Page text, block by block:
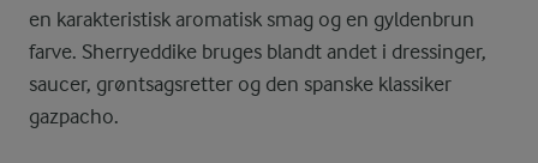
en karakteristisk aromatisk smag og en gyldenbrun
farve. Sherryeddike bruges blandt andet i dressinger,
saucer, grøntsagsretter og den spanske klassiker
gazpacho.